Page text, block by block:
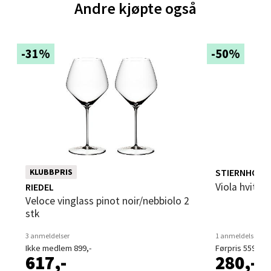
Andre kjøpte også
-31%
KLUBBPRIS
RIEDEL
Veloce vinglass pinot noir/nebbiolo 2
stk
3 anmeldelser
Ikke medlem 899,-
617,-
-50%
STIERNHOLM
Viola
1 anmeldelse
Førpris 559,-
280,-
Åpent i dag 10-21
Velg
Bergen - Thon Senter Sartor
Sartorvegen 12, 5353 Straume